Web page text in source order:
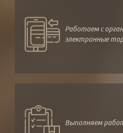
Работаем с
электронные
Выполняем